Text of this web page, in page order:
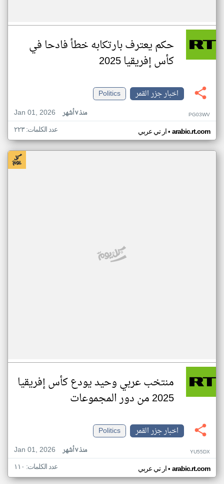
حكم يعترف بارتكابه خطأ فادحا في
كأس إفريقيا 2025
اخبار جزر القمر
Politics
Jan 01, 2026
منذ ٧ أشهر PG03WV
ار تي عربي• arabic.rt.com عدد الكلمات: ٢٢٣
منتخب عربي وحيد يودع كأس إفريقيا
2025 من دور المجموعات
اخبار جزر القمر
Politics
Jan 01, 2026
منذ ٧ أشهر YU55DX
ار تي عربي• arabic.rt.com عدد الكلمات: ١١٠